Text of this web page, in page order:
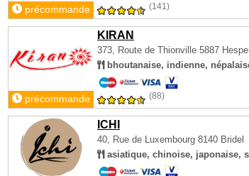
précommande (141)
KIRAN
373, Route de Thionville 5887
bhoutanaise, indienne,
précommande (88)
ICHI
40, Rue de Luxembourg 8140 Bridel
asiatique, chinoise, japonaise,